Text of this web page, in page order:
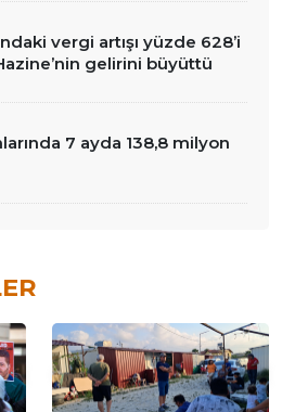
vergi artışı yüzde 628’i
gelirini büyüttü
7 ayda 138,8 milyon